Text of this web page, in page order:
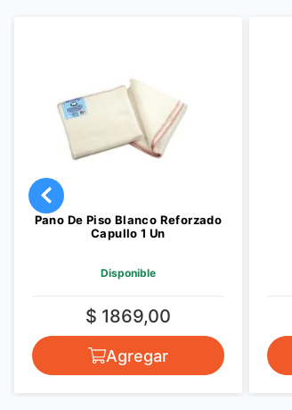
Pano De Piso Blanco Reforzado
Capullo 1 Un
Disponible
$ 1869,00
Agregar